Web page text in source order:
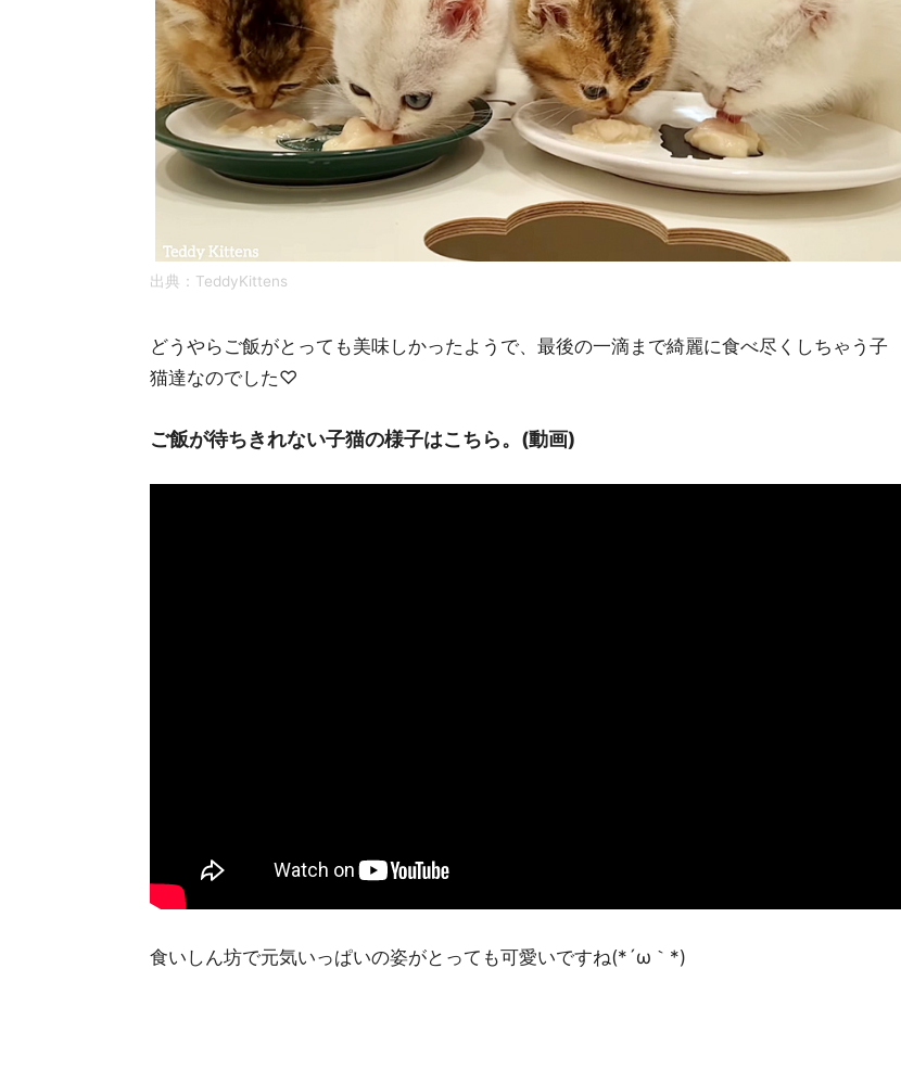
出典：TeddyKittens
どうやらご飯がとっても美味しかったようで、最後の一滴まで綺麗に食べ尽くしちゃう子
猫達なのでした♡
ご飯が待ちきれない子猫の様子はこちら。(動画)
食いしん坊で元気いっぱいの姿がとっても可愛いですね(*´ω｀*)